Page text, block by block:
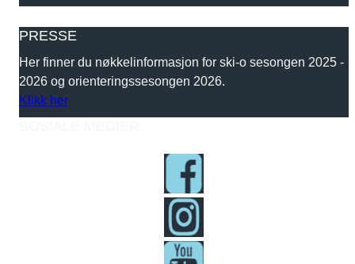
PRESSE
Her finner du nøkkelinformasjon for ski-o sesongen 2025 -
2026 og orienteringssesongen 2026.
Klikk her